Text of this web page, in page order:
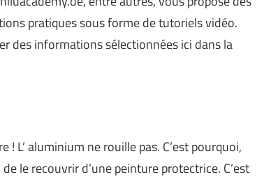
pratiques sous forme de tutoriels vidéo.
des informations sélectionnées ici dans la
L’ aluminium ne rouille pas. C’est pourquoi,
le recouvrir d’une peinture protectrice. C’est